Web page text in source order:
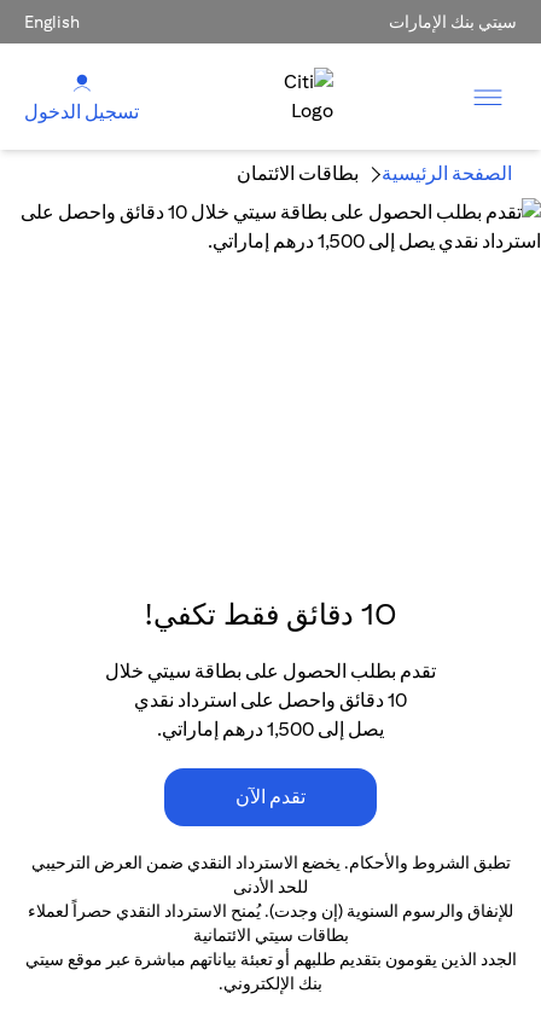
سيتي بنك الإمارات English
تسجيل الدخول
الصفحة الرئيسية بطاقات الائتمان
10 دقائق فقط تكفي!
تقدم بطلب الحصول على بطاقة سيتي خلال
10 دقائق واحصل على استرداد نقدي
يصل إلى 1,500 درهم إماراتي.
تقدم الآن
تطبق الشروط والأحكام. يخضع الاسترداد النقدي ضمن العرض الترحيبي
للحد الأدنى
للإنفاق والرسوم السنوية (إن وجدت). يُمنح الاسترداد النقدي حصراً لعملاء
بطاقات سيتي الائتمانية
الجدد الذين يقومون بتقديم طلبهم أو تعبئة بياناتهم مباشرة عبر موقع سيتي
بنك الإلكتروني.